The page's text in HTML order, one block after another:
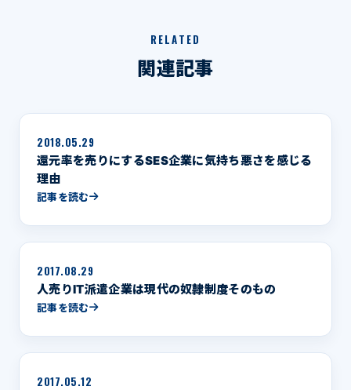
RELATED
関連記事
2018.05.29
還元率を売りにするSES企業に気持ち悪さを感じる
理由
記事を読む
2017.08.29
人売りIT派遣企業は現代の奴隷制度そのもの
記事を読む
2017.05.12